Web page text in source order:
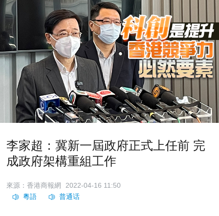
李家超：冀新一屆政府正式上任前 完
成政府架構重組工作
來源：香港商報網 2022-04-16 11:50